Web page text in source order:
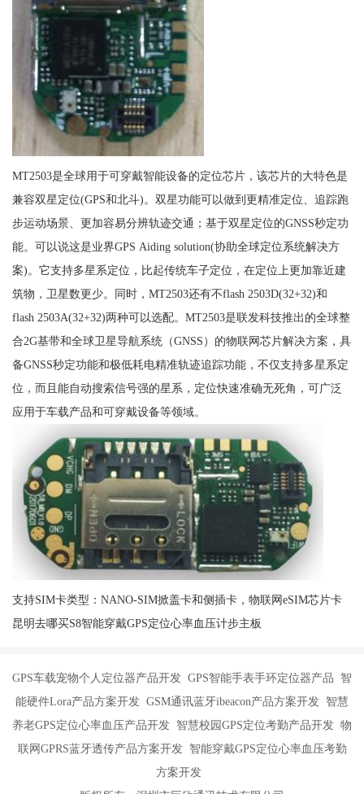
MT2503是全球用于可穿戴智能设备的定位芯片，该芯片的大特色是
兼容双星定位(GPS和北斗)。双星功能可以做到更精准定位、追踪跑
步运动场景、更加容易分辨轨迹交通；基于双星定位的GNSS秒定功
能。可以说这是业界GPS Aiding solution(协助全球定位系统解决方
案)。它支持多星系定位，比起传统车子定位，在定位上更加靠近建
筑物，卫星数更少。同时，MT2503还有不flash 2503D(32+32)和
flash 2503A(32+32)两种可以选配。MT2503是联发科技推出的全球整
合2G基带和全球卫星导航系统（GNSS）的物联网芯片解决方案，具
备GNSS秒定功能和极低耗电精准轨迹追踪功能，不仅支持多星系定
位，而且能自动搜索信号强的星系，定位快速准确无死角，可广泛
应用于车载产品和可穿戴设备等领域。
支持SIM卡类型：NANO-SIM掀盖卡和侧插卡，物联网eSIM芯片卡
昆明去哪买S8智能穿戴GPS定位心率血压计步主板
GPS车载宠物个人定位器产品开发 GPS智能手表手环定位器产品 智
能硬件Lora产品方案开发 GSM通讯蓝牙ibeacon产品方案开发 智慧
养老GPS定位心率血压产品开发 智慧校园GPS定位考勤产品开发 物
联网GPRS蓝牙透传产品方案开发 智能穿戴GPS定位心率血压考勤
方案开发